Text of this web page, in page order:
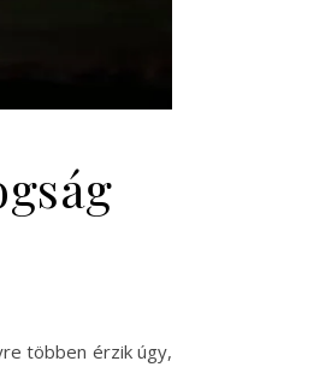
többen érzik úgy,